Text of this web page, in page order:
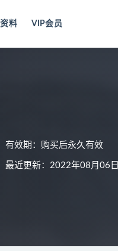
料 VIP会员
有效期：购买后永久有效
最近更新：2022年08月06日